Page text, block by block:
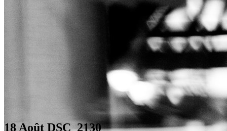
18 Août DSC_2130